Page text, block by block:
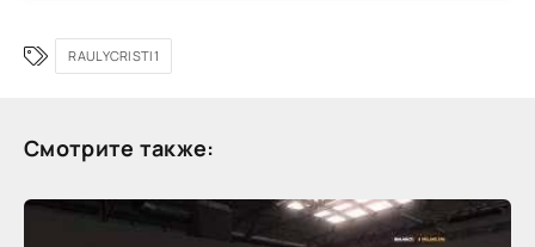
RAULYCRISTI1
Смотрите также: